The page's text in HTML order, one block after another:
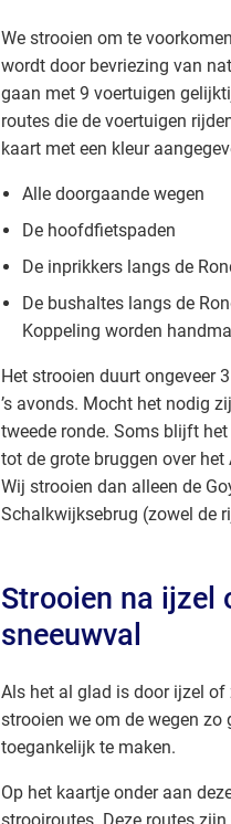
We strooien om te
wordt door bevriezing van
gaan met 9 voertuigen
routes die de voertuigen
kaart met een kleur
Alle doorgaande wegen
De hoofdfietspaden
De inprikkers langs de
De bushaltes langs de
Koppeling worden
Het strooien duurt ongeveer
’s avonds. Mocht het nodig
tweede ronde. Soms blijft
tot de grote bruggen over
Wij strooien dan alleen de
Schalkwijksebrug (zowel de
Strooien na ijzel
sneeuwval
Als het al glad is door ijzel of
strooien we om de wegen zo
toegankelijk te maken.
Op het kaartje onder aan
strooiroutes. Deze routes